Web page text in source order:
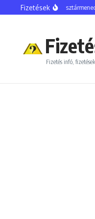
Ugrás a tartalomhoz
Fizetések
Mennyit keres egy
Fizetés infó,